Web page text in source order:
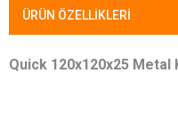
ÜRÜN ÖZELLIKLERI
Quick 120x120x25 Metal